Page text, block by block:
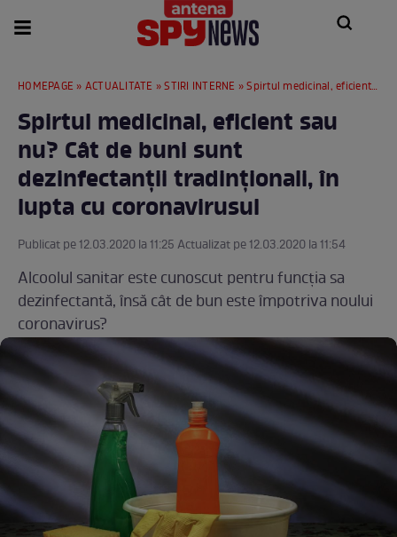
HOMEPAGE » ACTUALITATE »STIRI INTERNE » Spirtul medicinal, eficient sau nu? Cât de buni sunt dezinfectanții tradinționali, în lupta cu coronavirusul
Spirtul medicinal, eficient sau
nu? Cât de buni sunt
dezinfectanții tradinționali, în
lupta cu coronavirusul
Publicat pe 12.03.2020 la 11:25 Actualizat pe 12.03.2020 la 11:54
Alcoolul sanitar este cunoscut pentru funcția sa
dezinfectantă, însă cât de bun este împotriva noului
coronavirus?